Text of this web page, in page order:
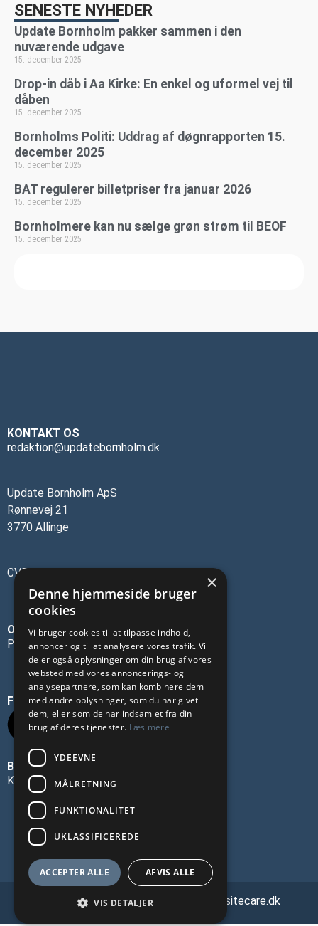
SENESTE NYHEDER
Update Bornholm pakker sammen i den
nuværende udgave
15. december 2025
Drop-in dåb i Aa Kirke: En enkel og uformel vej til
dåben
15. december 2025
Bornholms Politi: Uddrag af døgnrapporten 15.
december 2025
15. december 2025
BAT regulerer billetpriser fra januar 2026
15. december 2025
Bornholmere kan nu sælge grøn strøm til BEOF
15. december 2025
KONTAKT OS
redaktion@updatebornholm.dk
Update Bornholm ApS
Rønnevej 21
3770 Allinge
CVR-nr.: 45137473
OM OS
Privatlivspolitik
FØLG OS PÅ SOCIALE MEDIER
BLIV ANNONCØR
Kontakt os
🔗 Webmasterservice leveret af Websitecare.dk
×
Denne hjemmeside bruger
cookies
Vi bruger cookies til at tilpasse indhold,
annoncer og til at analysere vores trafik. Vi
deler også oplysninger om din brug af vores
websted med vores annoncerings- og
analysepartnere, som kan kombinere dem
med andre oplysninger, som du har givet
dem, eller som de har indsamlet fra din
brug af deres tjenester. Læs mere
YDEEVNE
MÅLRETNING
FUNKTIONALITET
UKLASSIFICEREDE
ACCEPTER ALLE AFVIS ALLE
VIS DETALJER